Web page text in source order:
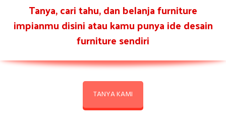
Tanya, cari tahu, dan belanja furniture
impianmu disini atau kamu punya ide desain
furniture sendiri
TANYA KAMI